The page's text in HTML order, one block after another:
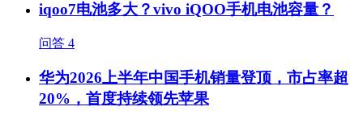
iqoo7电池多大？vivo iQOO手机电池容量？
问答 4
华为2026上半年中国手机销量登顶，市占率超
20%，首度持续领先苹果